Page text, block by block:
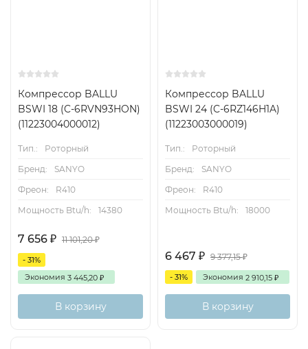
Компрессор BALLU
BSWI 18 (C-6RVN93HON)
(11223004000012)
Тип.:
Роторный
Бренд:
SANYO
Фреон:
R410
Мощность Btu/h:
14380
7 656 ₽ 11 101,20₽
- 31%
Экономия 3 445,20 ₽
В корзину
Компрессор BALLU
BSWI 24 (C-6RZ146H1A)
(11223003000019)
Тип.:
Роторный
Бренд:
SANYO
Фреон:
R410
Мощность Btu/h:
18000
6 467 ₽ 9 377,15₽
- 31% Экономия 2 910,15 ₽
В корзину